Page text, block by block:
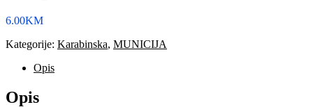
6.00KM
Kategorije: Karabinska, MUNICIJA
Opis
Opis